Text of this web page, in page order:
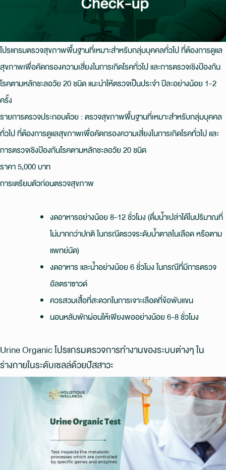
โปรแกรมตรวจสุขภาพพื้นฐานที่เหมาะสำหรับกลุ่มบุคคลทั่วไป ที่ต้องการดูแล
สุขภาพเพื่อคัดกรองความเสี่ยงในการเกิดโรคทั่วไป และการตรวจเชิงป้องกัน
โรคตามหลักชะลอวัย 20 ชนิด แนะนำให้ตรวจเป็นประจำ ปีละอย่างน้อย 1-2
ครั้ง
รายการตรวจประกอบด้วย : ตรวจสุขภาพพื้นฐานที่เหมาะสำหรับกลุ่มบุคคล
ทั่วไป ที่ต้องการดูแลสุขภาพเพื่อคัดกรองความเสี่ยงในการเกิดโรคทั่วไป และ
การตรวจเชิงป้องกันโรคตามหลักชะลอวัย 20 ชนิด
ราคา 5,000 บาท
การเตรียมตัวก่อนตรวจสุขภาพ
งดอาหารอย่างน้อย 8-12 ชั่วโมง (ดื่มน้ำเปล่าได้ในปริมาณที่
ไม่มากกว่าปกติ ในกรณีตรวจระดับน้ำตาลในเลือด หรือตาม
แพทย์นัด)
งดอาหาร และน้ำอย่างน้อย 6 ชั่วโมง ในกรณีที่มีการตรวจ
อัลตราซาวด์
ควรสวมเสื้อที่สะดวกในการเจาะเลือดที่ข้อพับแขน
นอนหลับพักผ่อนให้เพียงพออย่างน้อย 6-8 ชั่วโมง
Urine Organic โปรแกรมตรวจการทำงานของระบบต่างๆ ใน
ร่างกายในระดับเซลล์ด้วยปัสสาวะ